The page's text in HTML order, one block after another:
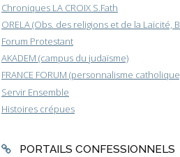
Chroniques LA CROIX S.Fath
ORELA (Obs. des religions et de la Laïcité,
Forum Protestant
AKADEM (campus du judaïsme)
FRANCE FORUM (personnalisme
Servir Ensemble
Histoires crépues
PORTAILS CONFESSIONNELS